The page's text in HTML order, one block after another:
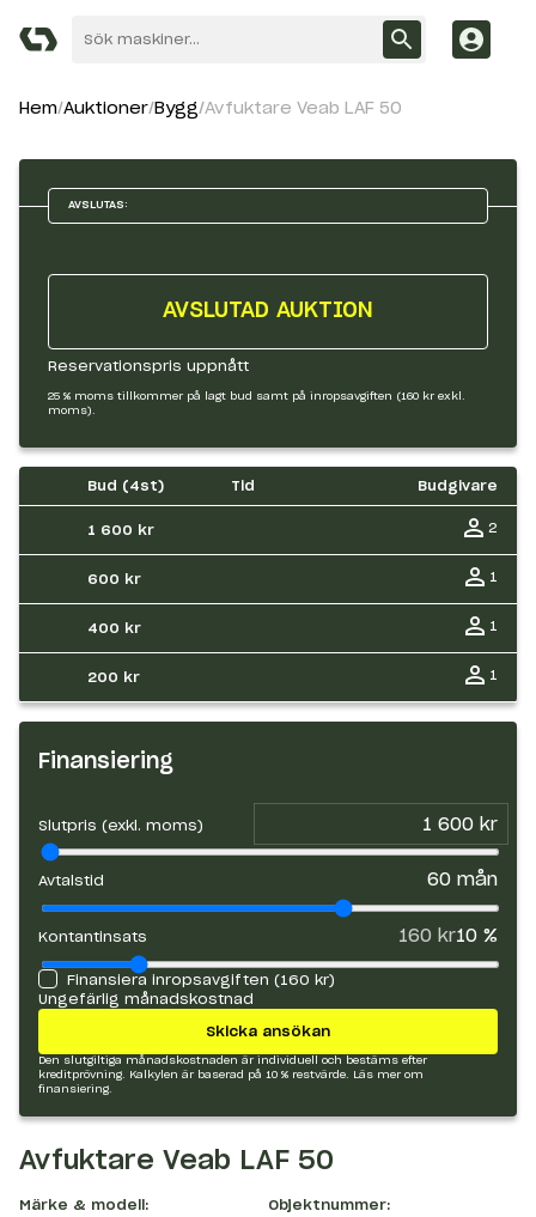
Hem Auktioner Bygg Avfuktare Veab LAF 50
AVSLUTAS:
AVSLUTAD AUKTION
Reservationspris uppnått
25 % moms tillkommer på lagt bud samt på inropsavgiften (160 kr exkl.
moms).
Bud (4st) Tid Budgivare
1 600 kr 2
600 kr 1
400 kr 1
200 kr 1
Finansiering
Slutpris (exkl. moms)
Avtalstid 60 mån
Kontantinsats 160 kr10 %
Finansiera inropsavgiften (160 kr)
Ungefärlig månadskostnad
Skicka ansökan
Den slutgiltiga månadskostnaden är individuell och bestäms efter
kreditprövning. Kalkylen är baserad på 10 % restvärde.
Läs mer om
finansiering.
Avfuktare Veab LAF 50
Märke & modell:
Objektnummer: